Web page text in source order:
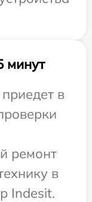
минут
в
ремонт
в
Indesit.